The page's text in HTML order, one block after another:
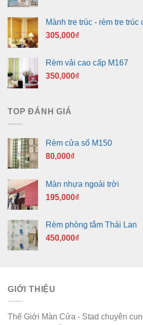
Mành tre trúc - rèm tre trúc
305,000₫
Rèm vải cao cấp M167
350,000₫
TOP ĐÁNH GIÁ
Rèm cửa sổ M150
80,000₫
Màn nhựa ngoài trời
195,000₫
Rèm phòng tắm Thái Lan
450,000₫
GIỚI THIỆU
Thế Giới Màn Cửa - Stad chuyên